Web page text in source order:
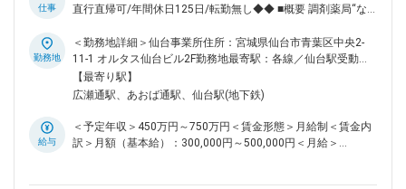
な医療・サービスの提供を行っております。 調剤薬局事業で
府県で合計8,912件（2023年8月末）を全国各地で事業を展開
しています。 変更の範囲：会社の定める業務
仕事
直行直帰可/年間休日125日/転勤無し◆◆ ■概要 調剤薬局“なの
品の在庫管理システム拡販のために新組織を立ち上げました。
新システム拡販のため営業メンバーを募集いたします。 ■業務
内容 自社サービスである医薬品の在庫管理システム
「LINCLE」（https://msnw-lincle.jp/）の新規導入の提案営業
くのかを一緒に考えながら、実行いただきます。 受注件数が
個人目標として課されますが、立ち上げフェーズのサービスで
勤務地
＜勤務地詳細＞仙台事業所住所：宮城県仙台市青葉区中央2-
11-1 オルタス仙台ビル2F勤務地最寄駅：各線／仙台駅受動喫
煙対策：屋内全面禁煙変更の範囲：会社の定める事業所（リモ
ートワーク含む）
【最寄り駅】
広瀬通駅、あおば通駅、仙台駅(地下鉄)
給与
＜予定年収＞450万円～750万円＜賃金形態＞月給制＜賃金内
訳＞月額（基本給）：300,000円～500,000円＜月給＞